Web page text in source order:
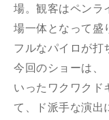
場。観客はペンラ
場一体となって盛
フルなパイロが打
今回のショーは、
いったワクワクド
て、ド派手な演出